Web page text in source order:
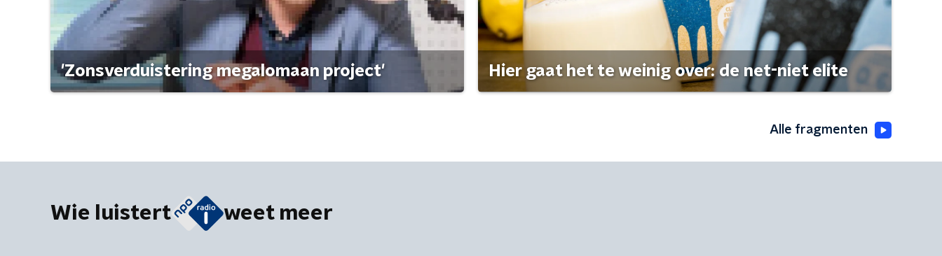
'Zonsverduistering megalomaan project' Hier gaat het te weinig over: de net-niet elite
Alle fragmenten
Wie luistert weet meer